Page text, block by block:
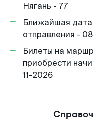
Нягань - 77
Ближайшая дата
отправления -
Билеты на
приобрести
11-2026